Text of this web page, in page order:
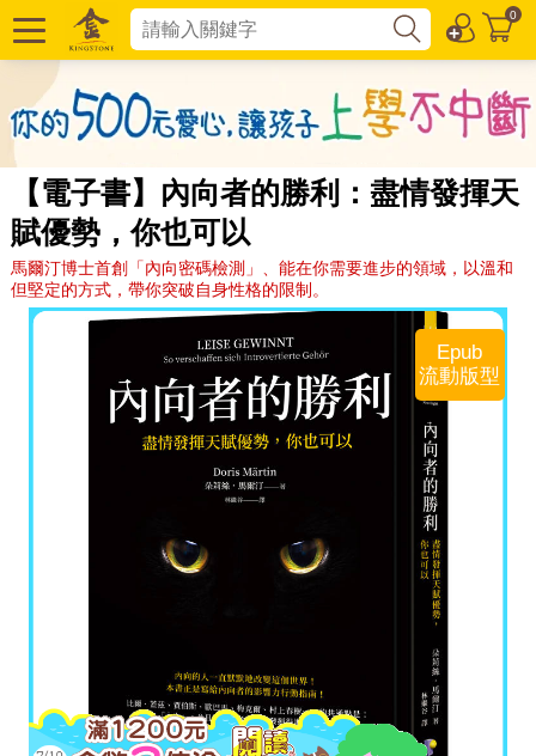
0
【電子書】內向者的勝利：盡情發揮天
賦優勢，你也可以
馬爾汀博士首創「內向密碼檢測」、能在你需要進步的領域，以溫和
但堅定的方式，帶你突破自身性格的限制。
Epub
流動版型